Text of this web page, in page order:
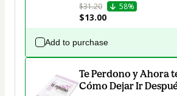
$31.20
58%
$13.00
Add to purchase
Te Perdono y Ahora
Cómo Dejar Ir